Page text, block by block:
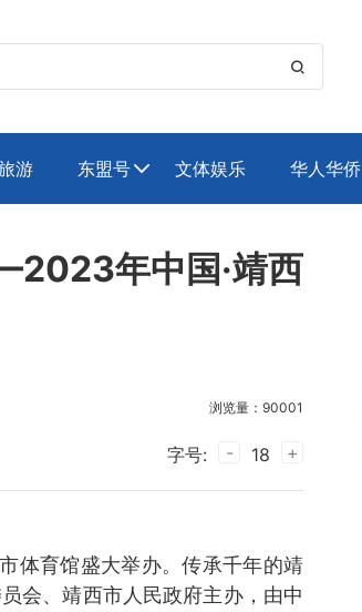

游 东盟号 文体娱乐 华人华侨
年中国·靖西
浏览量：90001
字号: - 18 +
体育馆盛大举办。传承千年的靖
会、靖西市人民政府主办，由中